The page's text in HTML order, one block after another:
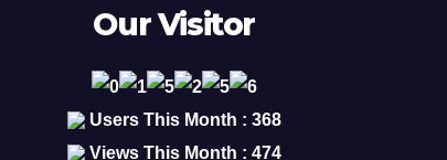
Our Visitor
Users This Month : 368
Views This Month : 474